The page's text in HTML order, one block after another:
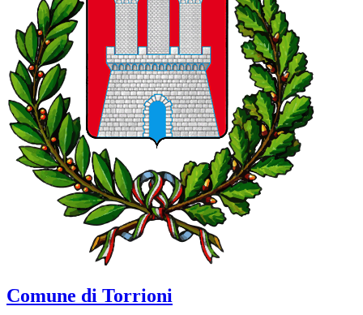
Comune di Torrioni